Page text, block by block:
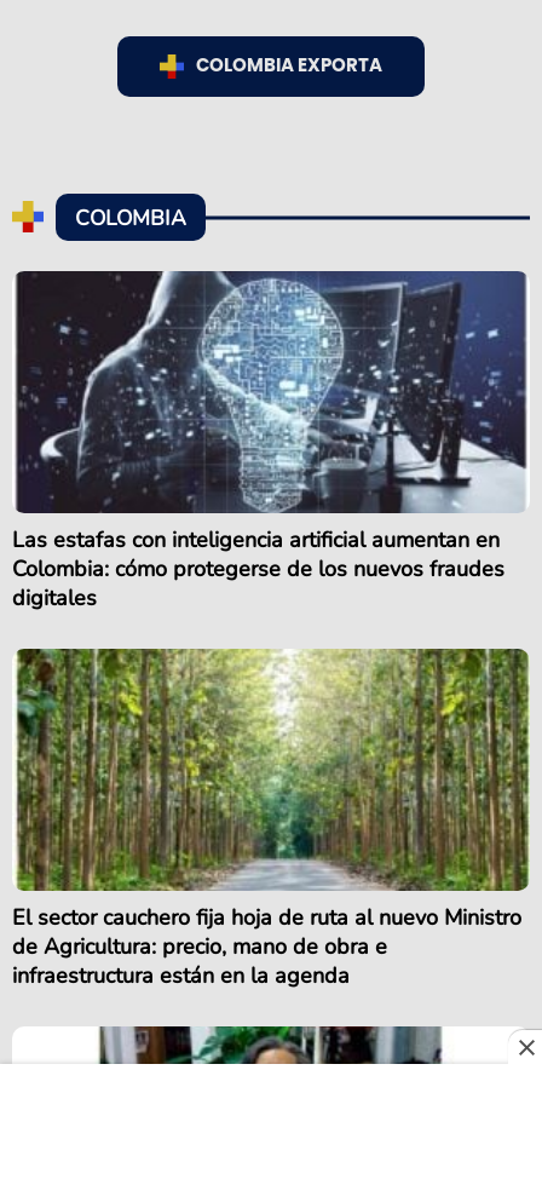
COLOMBIA EXPORTA
COLOMBIA
Las estafas con inteligencia artificial aumentan en
Colombia: cómo protegerse de los nuevos fraudes
digitales
El sector cauchero fija hoja de ruta al nuevo Ministro
de Agricultura: precio, mano de obra e
infraestructura están en la agenda